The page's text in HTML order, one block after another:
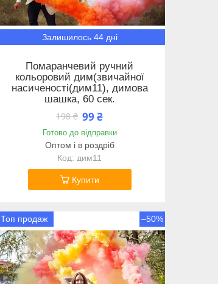
Залишилось 44 дні
Помаранчевий ручний
кольоровий дим(звичайної
насиченості(дим11), димова
шашка, 60 сек.
198 ₴ 99 ₴
Готово до відправки
Оптом і в роздріб
дим11
Купити
Топ продаж –50%